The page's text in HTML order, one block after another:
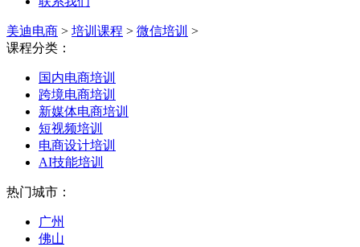
美迪电商 > 培训课程 > 微信培训 >
课程分类：
国内电商培训
跨境电商培训
新媒体电商培训
短视频培训
电商设计培训
AI技能培训
热门城市：
广州
佛山